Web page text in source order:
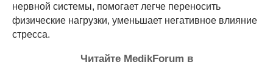
нервной системы, помогает легче переносить
физические нагрузки, уменьшает негативное влияние
стресса.
Читайте MedikForum в